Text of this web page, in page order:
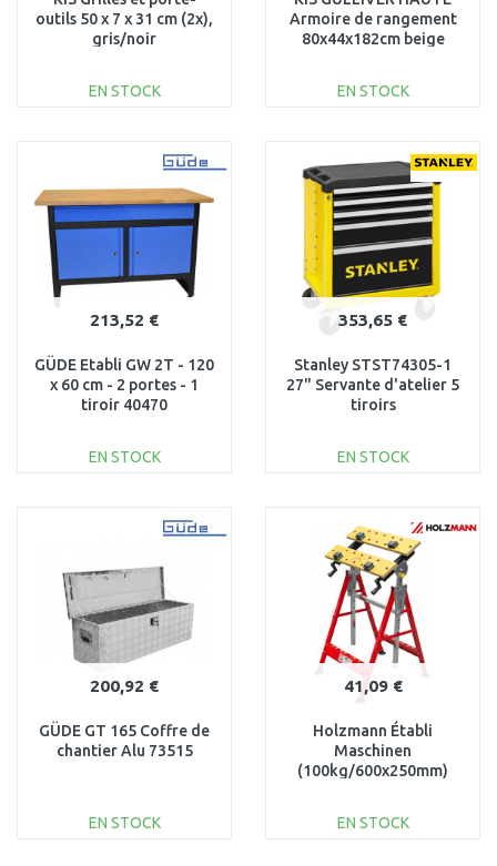
outils 50 x 7 x 31 cm (2x),
gris/noir
EN STOCK
Armoire de rangement
80x44x182cm beige
EN STOCK
Au comparatif
213,52 €
GÜDE Etabli GW 2T - 120
x 60 cm - 2 portes - 1
tiroir 40470
EN STOCK
353,65 €
Stanley STST74305-1
27" Servante d'atelier 5
tiroirs
EN STOCK
Au comparatif
200,92 €
GÜDE GT 165 Coffre de
chantier Alu 73515
EN STOCK
41,09 €
Holzmann Établi
Maschinen
(100kg/600x250mm)
EN STOCK